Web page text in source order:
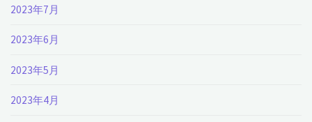
2023年7月
2023年6月
2023年5月
2023年4月